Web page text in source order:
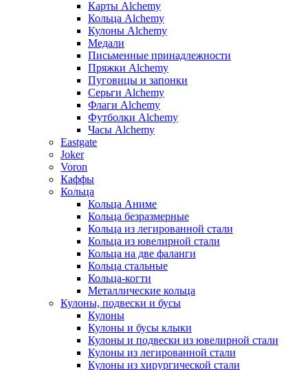
Карты Alchemy
Кольца Alchemy
Кулоны Alchemy
Медали
Письменные принадлежности
Пряжки Alchemy
Пуговицы и запонки
Серьги Alchemy
Флаги Alchemy
Футболки Alchemy
Часы Alchemy
Eastgate
Joker
Voron
Каффы
Кольца
Кольца Аниме
Кольца безразмерные
Кольца из легированной стали
Кольца из ювелирной стали
Кольца на две фаланги
Кольца стальные
Кольца-когти
Металлические кольца
Кулоны, подвески и бусы
Кулоны
Кулоны и бусы клыки
Кулоны и подвески из ювелирной стали
Кулоны из легированной стали
Кулоны из хирургической стали